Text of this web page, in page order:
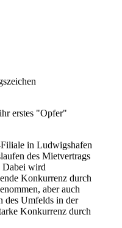
erstes "Opfer"
in Ludwigshafen
des Mietvertrags
Dabei wird
Konkurrenz durch
aber auch
des Umfelds in der
Konkurrenz durch